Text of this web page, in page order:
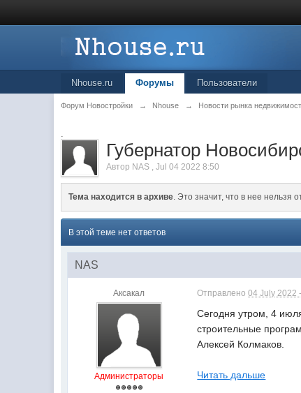
Nhouse.ru Форумы Пользователи
Форум Новостройки → Nhouse → Новости рынка
.
Губернатор
Автор NAS ,Jul 04 2022 8:50
Тема находится в архиве. Это значит, что в нее нельзя
В этой теме нет ответов
NAS
Аксакал
Администраторы
Отправлено04 July 2022
Сегодня утром, 4
строительные
Алексей Колмаков.
Читать дальше